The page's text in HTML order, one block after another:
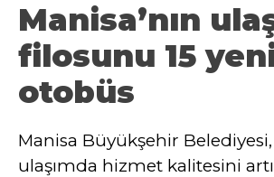
ÖZEL HABER
EKONOMİ
AKTÜEL
SPOR
Manisa’nın
filosunu 15
otobüs
Manisa Büyükşehir
ulaşımda hizmet kalitesini